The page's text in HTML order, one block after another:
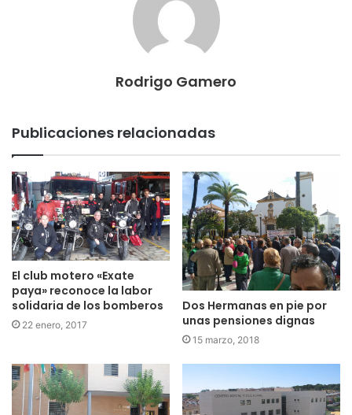
Rodrigo Gamero
Publicaciones relacionadas
El club motero «Exate
paya» reconoce la labor
solidaria de los bomberos
22 enero, 2017
Dos Hermanas en pie por
unas pensiones dignas
15 marzo, 2018